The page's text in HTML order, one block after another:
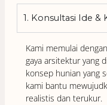
1. Konsultasi Ide &
Kami memulai
gaya arsitektur yang
konsep hunian yang
kami bantu
realistis dan terukur.